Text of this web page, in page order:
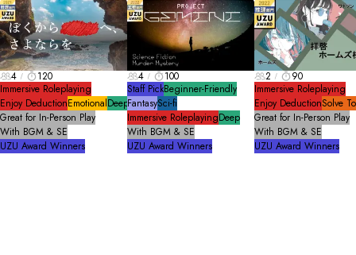
4
120
Immersive Roleplaying
Enjoy DeductionEmotionalDeep
Great for In-Person Play
With BGM & SE
UZU Award Winners
4
100
Staff PickBeginner-Friendly
FantasySci-fi
Immersive RoleplayingDeep
With BGM & SE
UZU Award Winners
2
90
Immersive Roleplaying
Enjoy DeductionSolve
Great for In-Person Play
With BGM & SE
UZU Award Winners